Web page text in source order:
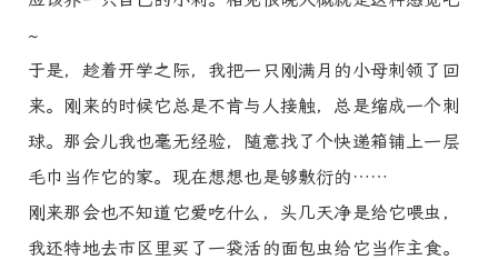
~
于是，趁着开学之际，我把一只刚满月的小母刺领了回
来。刚来的时候它总是不肯与人接触，总是缩成一个刺
球。那会儿我也毫无经验，随意找了个快递箱铺上一层
毛巾当作它的家。现在想想也是够敷衍的……
刚来那会也不知道它爱吃什么，头几天净是给它喂虫，
我还特地去市区里买了一袋活的面包虫给它当作主食。